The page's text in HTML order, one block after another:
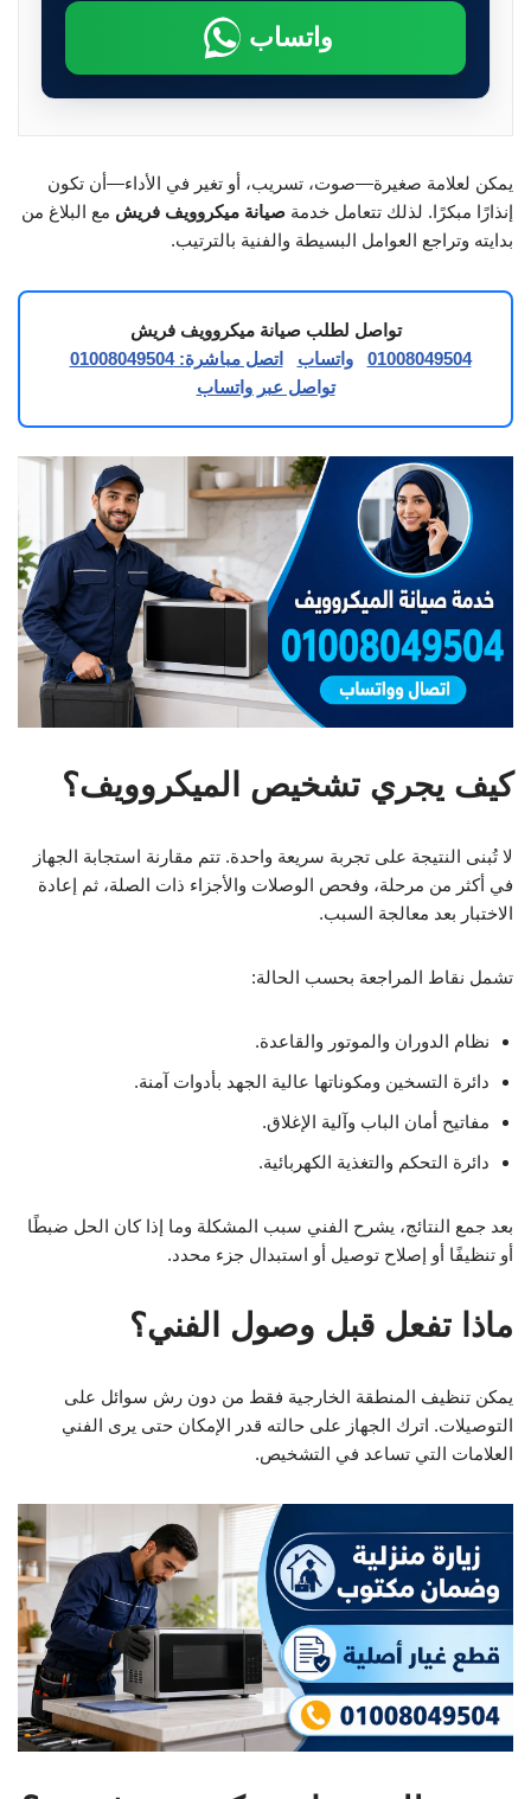
واتساب
يمكن لعلامة صغيرة—صوت، تسريب، أو تغير في الأداء—أن تكون
إنذارًا مبكرًا. لذلك تتعامل خدمة صيانة ميكروويف فريش مع البلاغ من
بدايته وتراجع العوامل البسيطة والفنية بالترتيب.
تواصل لطلب صيانة ميكروويف فريش
01008049504
واتساب
اتصل مباشرة: 01008049504
تواصل عبر واتساب
كيف يجري تشخيص الميكروويف؟
لا تُبنى النتيجة على تجربة سريعة واحدة. تتم مقارنة استجابة الجهاز
في أكثر من مرحلة، وفحص الوصلات والأجزاء ذات الصلة، ثم إعادة
الاختبار بعد معالجة السبب.
تشمل نقاط المراجعة بحسب الحالة:
نظام الدوران والموتور والقاعدة.
دائرة التسخين ومكوناتها عالية الجهد بأدوات آمنة.
مفاتيح أمان الباب وآلية الإغلاق.
دائرة التحكم والتغذية الكهربائية.
بعد جمع النتائج، يشرح الفني سبب المشكلة وما إذا كان الحل ضبطًا
أو تنظيفًا أو إصلاح توصيل أو استبدال جزء محدد.
ماذا تفعل قبل وصول الفني؟
يمكن تنظيف المنطقة الخارجية فقط من دون رش سوائل على
التوصيلات. اترك الجهاز على حالته قدر الإمكان حتى يرى الفني
العلامات التي تساعد في التشخيص.